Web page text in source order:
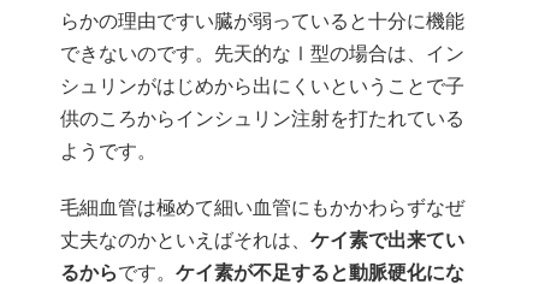
らかの理由ですい臓が弱っていると十分に機能
できないのです。先天的なⅠ型の場合は、イン
シュリンがはじめから出にくいということで子
供のころからインシュリン注射を打たれている
ようです。
毛細血管は極めて細い血管にもかかわらずなぜ
丈夫なのかといえばそれは、 ケイ素で出来てい
るからです。 ケイ素が不足すると動脈硬化にな